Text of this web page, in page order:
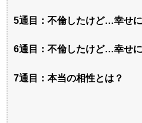
5通目：不倫したけど…幸せ
6通目：不倫したけど…幸せ
7通目：本当の相性とは？